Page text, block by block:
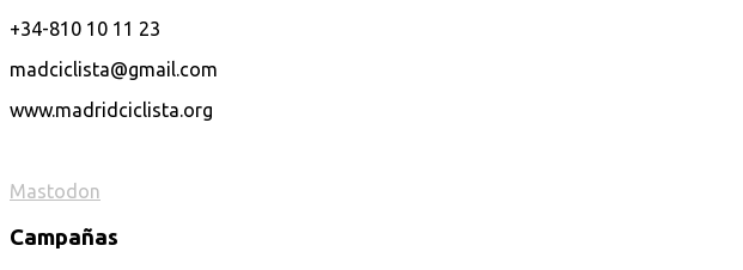
+34-810 10 11 23
madciclista@gmail.com
www.madridciclista.org
Mastodon
Campañas